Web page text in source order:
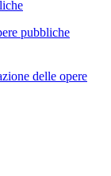
pubbliche
delle opere